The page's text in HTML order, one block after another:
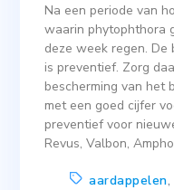
Na een periode van
waarin phytophthora
deze week regen.
is preventief. Zorg
bescherming van het
met een goed cijfer
preventief voor
Revus, Valbon,
aardappelen,